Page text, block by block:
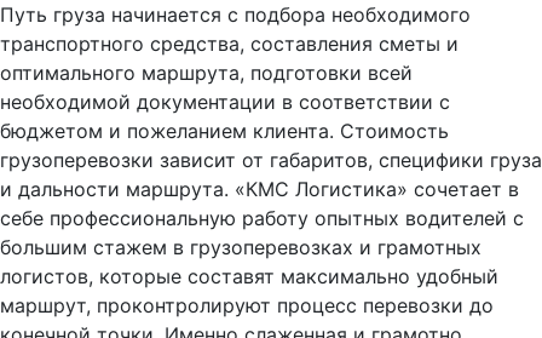
Путь груза начинается с подбора необходимого
транспортного средства, составления сметы и
оптимального маршрута, подготовки всей
необходимой документации в соответствии с
бюджетом и пожеланием клиента. Стоимость
грузоперевозки зависит от габаритов, специфики груза
и дальности маршрута. «КМС Логистика» сочетает в
себе профессиональную работу опытных водителей с
большим стажем в грузоперевозках и грамотных
логистов, которые составят максимально удобный
маршрут, проконтролируют процесс перевозки до